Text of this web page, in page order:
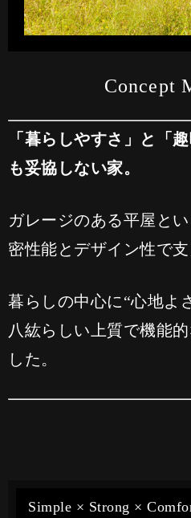
Concept
「暮らしやすさ」と「
も妥協しない家。
ガレージのある平屋と
密性能とデザイン性で支
暮らしの中心に“心地よ
八紘らしい上質で機能
した。
Simple × Strong ×